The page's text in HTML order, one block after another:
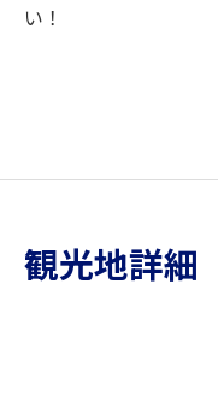
い！
観光地詳細